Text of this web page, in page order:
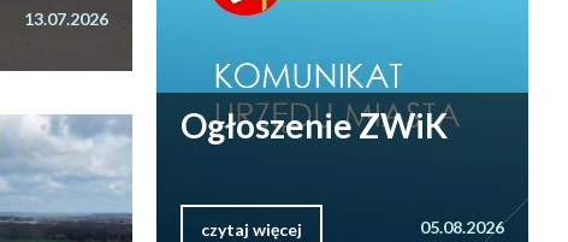
13.07.2026
Ogłoszenie ZWiK
czytaj więcej 05.08.2026